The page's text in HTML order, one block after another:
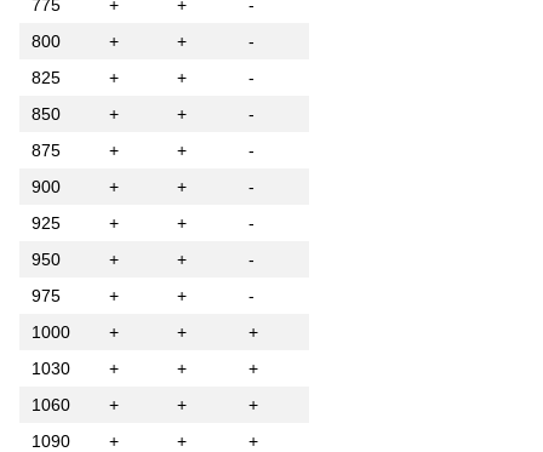
775
+ +
-
800
+ +
-
825
+ +
-
850
+ +
-
875
+ +
-
900
+ +
-
925
+ +
-
950
+ +
-
975
+ +
-
1000
+ +
+
1030
+ +
+
1060
+ +
+
1090
+ +
+